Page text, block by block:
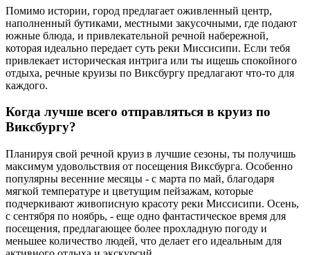
Помимо истории, город предлагает оживленный центр,
наполненный бутиками, местными закусочными, где подают
южные блюда, и привлекательной речной набережной,
которая идеально передает суть реки Миссисипи. Если тебя
привлекает историческая интрига или ты ищешь спокойного
отдыха, речные круизы по Виксбургу предлагают что-то для
каждого.
Когда лучше всего отправляться в круиз по
Виксбургу?
Планируя свой речной круиз в лучшие сезоны, ты получишь
максимум удовольствия от посещения Виксбурга. Особенно
популярны весенние месяцы - с марта по май, благодаря
мягкой температуре и цветущим пейзажам, которые
подчеркивают живописную красоту реки Миссисипи. Осень,
с сентября по ноябрь, - еще одно фантастическое время для
посещения, предлагающее более прохладную погоду и
меньшее количество людей, что делает его идеальным для